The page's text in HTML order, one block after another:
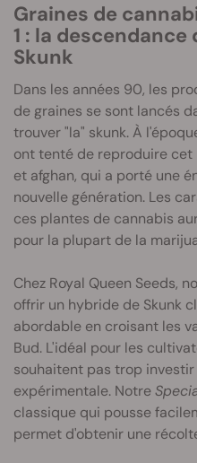
Graines de
1 : la descendance
Skunk
Dans les années 90, les
de graines se sont lancés
trouver "la" skunk. À
ont tenté de reproduire
et afghan, qui a porté une
nouvelle génération. Les
ces plantes de cannabis
pour la plupart de la
Chez Royal Queen Seeds,
offrir un hybride de Skunk
abordable en croisant les
Bud. L'idéal pour les
souhaitent pas trop
expérimentale. Notre
classique qui pousse
permet d'obtenir une